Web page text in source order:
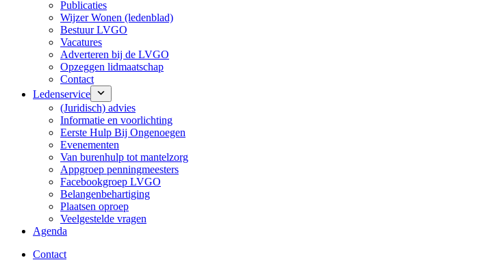
Publicaties
Wijzer Wonen (ledenblad)
Bestuur LVGO
Vacatures
Adverteren bij de LVGO
Opzeggen lidmaatschap
Contact
Ledenservice
(Juridisch) advies
Informatie en voorlichting
Eerste Hulp Bij Ongenoegen
Evenementen
Van burenhulp tot mantelzorg
Appgroep penningmeesters
Facebookgroep LVGO
Belangenbehartiging
Plaatsen oproep
Veelgestelde vragen
Agenda
Contact